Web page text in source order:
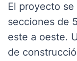
El proyecto
secciones de
este a oeste.
de